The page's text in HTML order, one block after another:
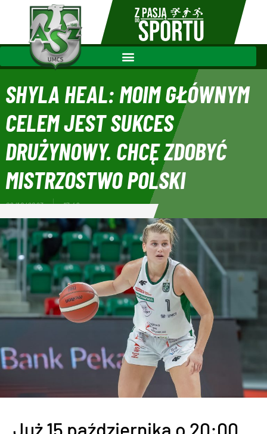
SHYLA HEAL: MOIM GŁÓWNYM
CELEM JEST SUKCES
DRUŻYNOWY. CHCĘ ZDOBYĆ
MISTRZOSTWO POLSKI
09/10/2023 17:49
Już 15 października o 20:00